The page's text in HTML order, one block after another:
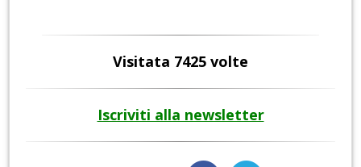
Visitata 7425 volte
Iscriviti alla newsletter